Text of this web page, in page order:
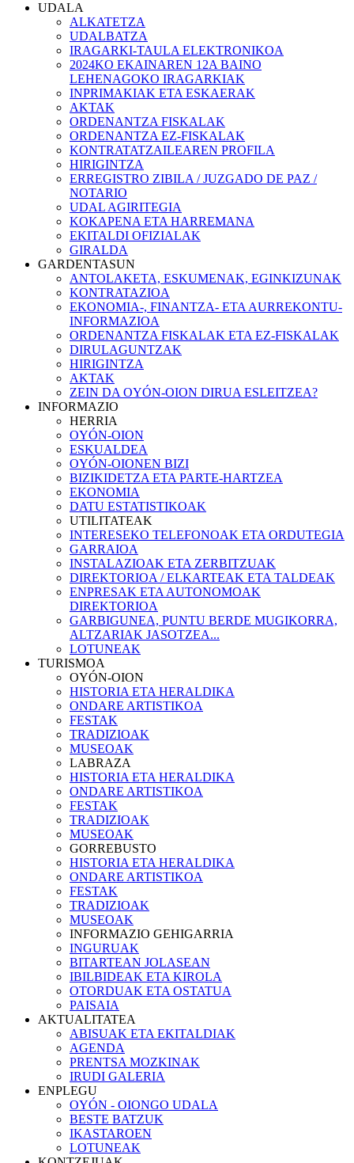
UDALA
ALKATETZA
UDALBATZA
IRAGARKI-TAULA ELEKTRONIKOA
2024KO EKAINAREN 12A BAINO
LEHENAGOKO IRAGARKIAK
INPRIMAKIAK ETA ESKAERAK
AKTAK
ORDENANTZA FISKALAK
ORDENANTZA EZ-FISKALAK
KONTRATATZAILEAREN PROFILA
HIRIGINTZA
ERREGISTRO ZIBILA / JUZGADO DE PAZ /
NOTARIO
UDAL AGIRITEGIA
KOKAPENA ETA HARREMANA
EKITALDI OFIZIALAK
GIRALDA
GARDENTASUN
ANTOLAKETA, ESKUMENAK, EGINKIZUNAK
KONTRATAZIOA
EKONOMIA-, FINANTZA- ETA AURREKONTU-
INFORMAZIOA
ORDENANTZA FISKALAK ETA EZ-FISKALAK
DIRULAGUNTZAK
HIRIGINTZA
AKTAK
ZEIN DA OYÓN-OION DIRUA ESLEITZEA?
INFORMAZIO
HERRIA
OYÓN-OION
ESKUALDEA
OYÓN-OIONEN BIZI
BIZIKIDETZA ETA PARTE-HARTZEA
EKONOMIA
DATU ESTATISTIKOAK
UTILITATEAK
INTERESEKO TELEFONOAK ETA ORDUTEGIA
GARRAIOA
INSTALAZIOAK ETA ZERBITZUAK
DIREKTORIOA / ELKARTEAK ETA TALDEAK
ENPRESAK ETA AUTONOMOAK
DIREKTORIOA
GARBIGUNEA, PUNTU BERDE MUGIKORRA,
ALTZARIAK JASOTZEA...
LOTUNEAK
TURISMOA
OYÓN-OION
HISTORIA ETA HERALDIKA
ONDARE ARTISTIKOA
FESTAK
TRADIZIOAK
MUSEOAK
LABRAZA
HISTORIA ETA HERALDIKA
ONDARE ARTISTIKOA
FESTAK
TRADIZIOAK
MUSEOAK
GORREBUSTO
HISTORIA ETA HERALDIKA
ONDARE ARTISTIKOA
FESTAK
TRADIZIOAK
MUSEOAK
INFORMAZIO GEHIGARRIA
INGURUAK
BITARTEAN JOLASEAN
IBILBIDEAK ETA KIROLA
OTORDUAK ETA OSTATUA
PAISAIA
AKTUALITATEA
ABISUAK ETA EKITALDIAK
AGENDA
PRENTSA MOZKINAK
IRUDI GALERIA
ENPLEGU
OYÓN - OIONGO UDALA
BESTE BATZUK
IKASTAROEN
LOTUNEAK